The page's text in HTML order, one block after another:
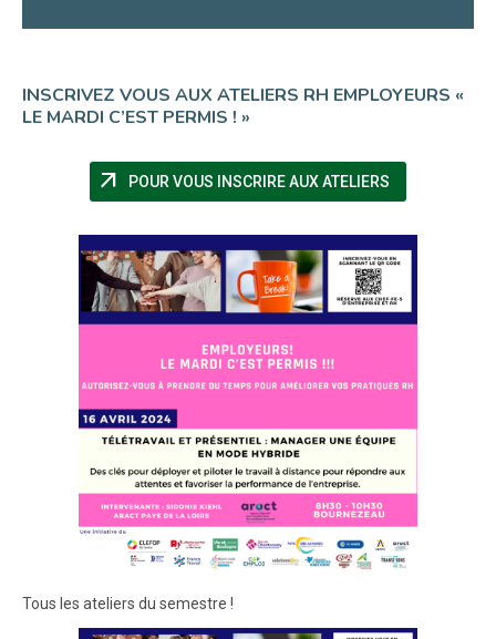
INSCRIVEZ VOUS AUX ATELIERS RH EMPLOYEURS «
LE MARDI C’EST PERMIS ! »
arrow_outward POUR VOUS INSCRIRE AUX ATELIERS(NOUVELLE
Tous les ateliers du semestre !